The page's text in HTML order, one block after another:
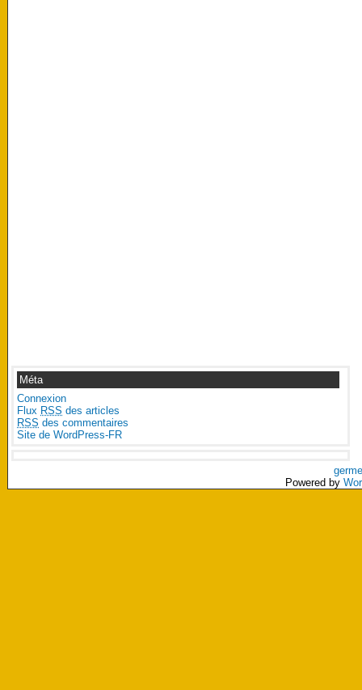
Méta
Connexion
Flux RSS des articles
RSS des commentaires
Site de WordPress-FR
Powered by